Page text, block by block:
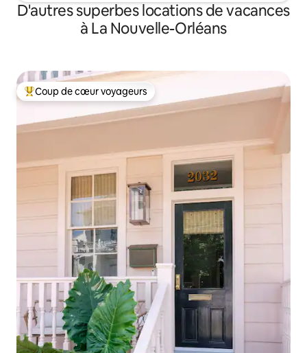
D'autres superbes locations de vacances
à La Nouvelle-Orléans
Coup de cœur voyageurs parmi les plus aimés
Coup de cœur voyageurs